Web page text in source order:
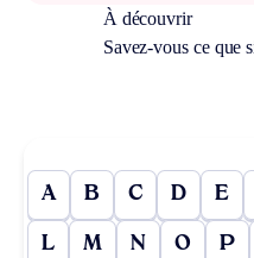
À découvrir
Savez-vous ce que
A B C D E
L M N O P